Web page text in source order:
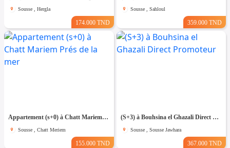
Sousse , Hergla
174.000 TND
Sousse , Sahloul
359.000 TND
Appartement (s+0) à Chatt Mariem Prés de la mer
Sousse , Chatt Meriem
155.000 TND
(S+3) à Bouhsina el Ghazali Direct Promoteur
Sousse , Sousse Jawhara
367.000 TND